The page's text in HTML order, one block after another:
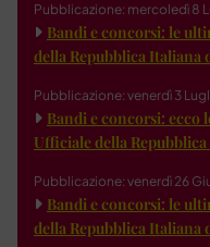
Pubblicazione: mercoledì 8
Bandi e concorsi: le
della Repubblica Italiana
Pubblicazione: venerdì 3
Bandi e concorsi: ecco
Ufficiale della
Pubblicazione: venerdì 26
Bandi e concorsi: le
della Repubblica Italiana